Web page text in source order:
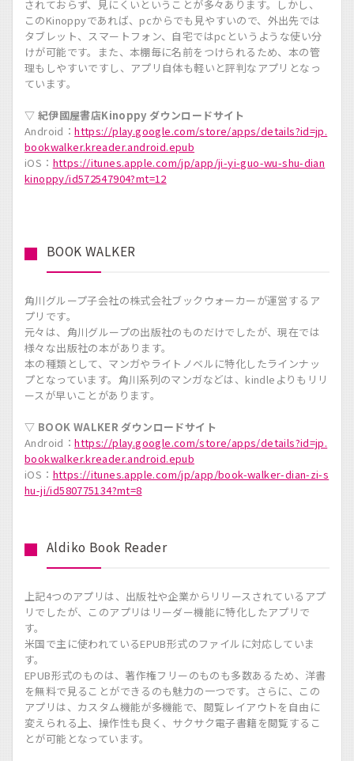
されておらず、見にくいということが多々あります。しかし、
このKinoppyであれば、pcからでも見やすいので、外出先では
タブレット、スマートフォン、自宅ではpcというような使い分
けが可能です。また、本棚毎に名前をつけられるため、本の管
理もしやすいですし、アプリ自体も軽いと評判なアプリとなっ
ています。
▽ 紀伊國屋書店Kinoppy ダウンロードサイト
Android：https://play.google.com/store/apps/details?id=jp.
bookwalker.kreader.android.epub
iOS： https://itunes.apple.com/jp/app/ji-yi-guo-wu-shu-dian
kinoppy/id572547904?mt=12
BOOK WALKER
角川グループ子会社の株式会社ブックウォーカーが運営するア
プリです。
元々は、角川グループの出版社のものだけでしたが、現在では
様々な出版社の本があります。
本の種類として、マンガやライトノベルに特化したラインナッ
プとなっています。角川系列のマンガなどは、kindleよりもリリ
ースが早いことがあります。
▽ BOOK WALKER ダウンロードサイト
Android：https://play.google.com/store/apps/details?id=jp.
bookwalker.kreader.android.epub
iOS： https://itunes.apple.com/jp/app/book-walker-dian-zi-s
hu-ji/id580775134?mt=8
Aldiko Book Reader
上記4つのアプリは、出版社や企業からリリースされているアプ
リでしたが、このアプリはリーダー機能に特化したアプリで
す。
米国で主に使われているEPUB形式のファイルに対応していま
す。
EPUB形式のものは、著作権フリーのものも多数あるため、洋書
を無料で見ることができるのも魅力の一つです。さらに、この
アプリは、カスタム機能が多機能で、閲覧レイアウトを自由に
変えられる上、操作性も良く、サクサク電子書籍を閲覧するこ
とが可能となっています。